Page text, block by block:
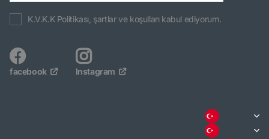
K.V.K.K Politikası, şartlar ve koşulları kabul ediyorum.
facebook Instagram